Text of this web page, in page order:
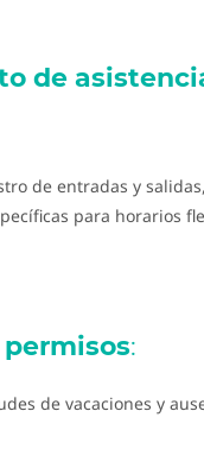
de
de entradas y
para horarios
:
de vacaciones y